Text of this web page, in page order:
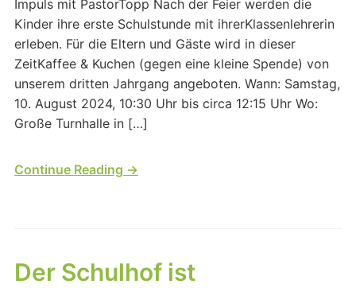
Impuls mit PastorTopp Nach der Feier werden die
Kinder ihre erste Schulstunde mit ihrerKlassenlehrerin
erleben. Für die Eltern und Gäste wird in dieser
ZeitKaffee & Kuchen (gegen eine kleine Spende) von
unserem dritten Jahrgang angeboten. Wann: Samstag,
10. August 2024, 10:30 Uhr bis circa 12:15 Uhr Wo:
Große Turnhalle in […]
Continue Reading →
Der Schulhof ist